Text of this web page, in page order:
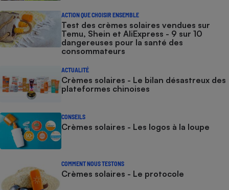
ACTION QUE CHOISIR ENSEMBLE
Test des crèmes solaires vendues sur
Temu, Shein et AliExpress - 9 sur 10
dangereuses pour la santé des
consommateurs
ACTUALITÉ
Crèmes solaires - Le bilan désastreux des
plateformes chinoises
CONSEILS
Crèmes solaires - Les logos à la loupe
COMMENT NOUS TESTONS
Crèmes solaires - Le protocole